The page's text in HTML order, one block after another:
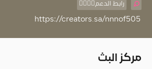
رابط الدعم👇🏻👇🏻
https://creators.sa/nnnof505
مركز البث